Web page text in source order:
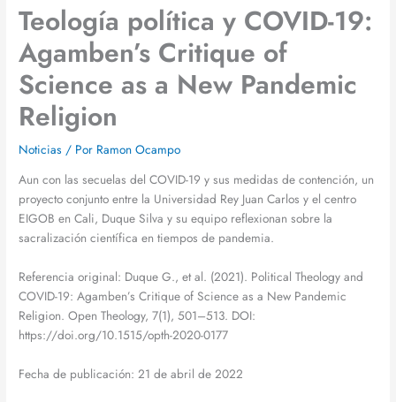
Teología política y COVID-19:
Agamben’s Critique of
Science as a New Pandemic
Religion
Noticias / Por Ramon Ocampo
Aun con las secuelas del COVID-19 y sus medidas de contención, un
proyecto conjunto entre la Universidad Rey Juan Carlos y el centro
EIGOB en Cali, Duque Silva y su equipo reflexionan sobre la
sacralización científica en tiempos de pandemia.
Referencia original: Duque G., et al. (2021). Political Theology and
COVID-19: Agamben’s Critique of Science as a New Pandemic
Religion. Open Theology, 7(1), 501–513. DOI:
https://doi.org/10.1515/opth-2020-0177
Fecha de publicación: 21 de abril de 2022